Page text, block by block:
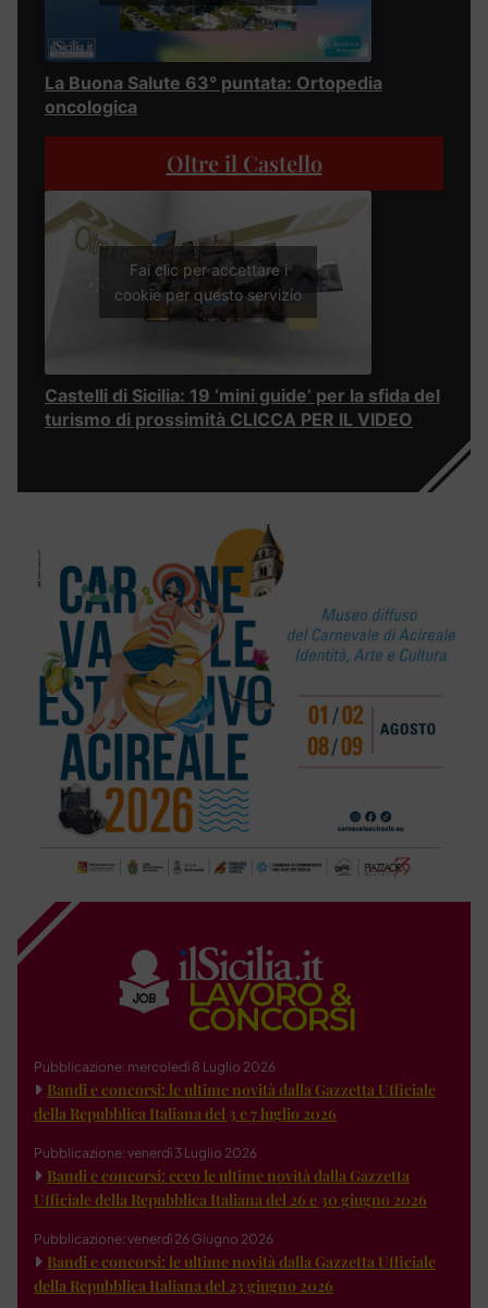
La Buona Salute 63° puntata: Ortopedia
oncologica
Oltre il Castello
Fai clic per accettare i
cookie per questo servizio
Castelli di Sicilia: 19 ‘mini guide’ per la sfida del
turismo di prossimità CLICCA PER IL VIDEO
Pubblicazione: mercoledì 8 Luglio 2026
Bandi e concorsi: le ultime novità dalla Gazzetta Ufficiale
della Repubblica Italiana del 3 e 7 luglio 2026
Pubblicazione: venerdì 3 Luglio 2026
Bandi e concorsi: ecco le ultime novità dalla Gazzetta
Ufficiale della Repubblica Italiana del 26 e 30 giugno 2026
Pubblicazione: venerdì 26 Giugno 2026
Bandi e concorsi: le ultime novità dalla Gazzetta Ufficiale
della Repubblica Italiana del 23 giugno 2026